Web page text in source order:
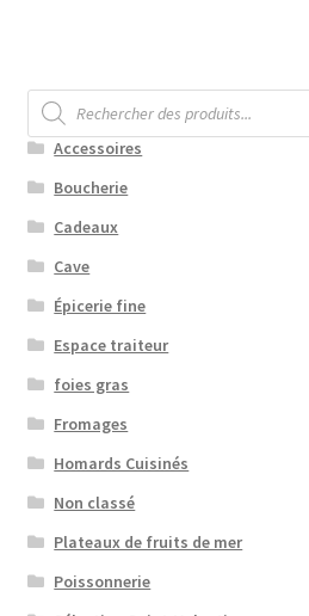
Recherche
de
produits
Accessoires
Boucherie
Cadeaux
Cave
Épicerie fine
Espace traiteur
foies gras
Fromages
Homards Cuisinés
Non classé
Plateaux de fruits de mer
Poissonnerie